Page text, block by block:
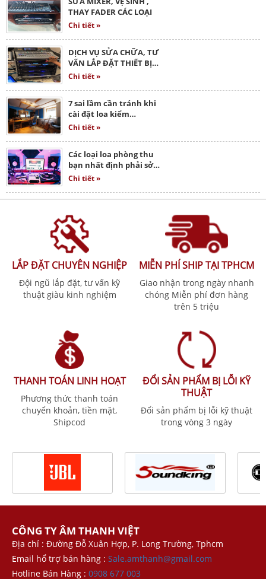
THAY FADER CÁC LOẠI
Chi tiết »
DỊCH VỤ SỬA CHỮA, TƯ
VẤN LẮP ĐẶT THIẾT BỊ…
Chi tiết »
7 sai lầm cần tránh khi
cài đặt loa kiểm…
Chi tiết »
Các loại loa phòng thu
bạn nhất định phải sở…
Chi tiết »
LẮP ĐẶT CHUYÊN NGHIỆP
Đội ngũ lắp đặt, tư vấn kỹ
thuật giàu kinh nghiệm
MIỄN PHÍ SHIP TẠI TPHCM
Giao nhận trong ngày nhanh
chóng Miễn phí đơn hàng
trên 5 triệu
THANH TOÁN LINH HOẠT
Phương thức thanh toán
chuyển khoản, tiền mặt,
Shipcod
ĐỔI SẢN PHẨM BỊ LỖI KỸ
THUẬT
Đổi sản phẩm bị lỗi kỹ thuật
trong vòng 3 ngày
CÔNG TY ÂM THANH VIỆT
Địa chỉ : Đường Đỗ Xuân Hợp, P. Long Trường, Tphcm
Email hổ trợ bán hàng : Sale.amthanh@gmail.com
Hotline Bán Hàng : 0908 677 003